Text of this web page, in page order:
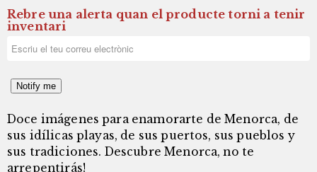
Rebre una alerta quan el producte torni a tenir
inventari
Notify me
Doce imágenes para enamorarte de Menorca, de
sus idílicas playas, de sus puertos, sus pueblos y
sus tradiciones. Descubre Menorca, no te
arrepentirás!